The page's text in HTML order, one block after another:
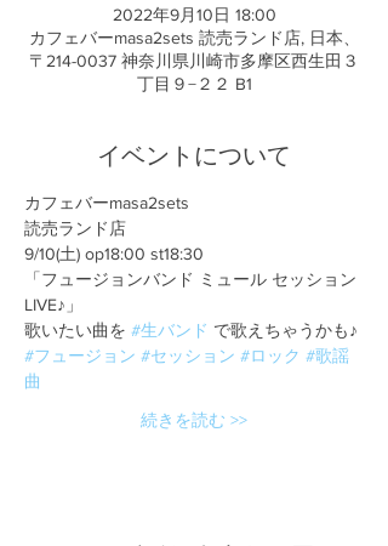
2022年9月10日 18:00
カフェバーmasa2sets 読売ランド店, 日本、
〒214-0037 神奈川県川崎市多摩区西生田３
丁目９−２２ B1
イベントについて
カフェバーmasa2sets
読売ランド店
9/10(土) op18:00 st18:30
「フュージョンバンド ミュール セッション
LIVE♪」
歌いたい曲を #生バンド で歌えちゃうかも♪
#フュージョン #セッション #ロック #歌謡
曲
続きを読む >>